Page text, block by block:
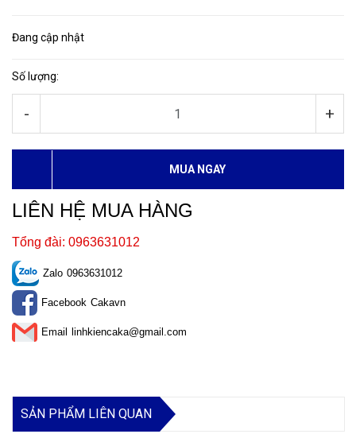
Đang cập nhật
Số lượng:
- +
MUA NGAY
LIÊN HỆ MUA HÀNG
Tổng đài: 0963631012
Zalo 0963631012
Facebook Cakavn
Email linhkiencaka@gmail.com
SẢN PHẨM LIÊN QUAN